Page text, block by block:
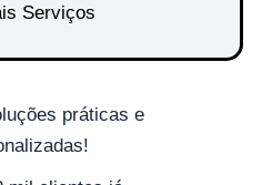
Serviços
práticas e